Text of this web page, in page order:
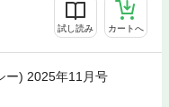
試し読み カートへ
ー) 2025年11月号